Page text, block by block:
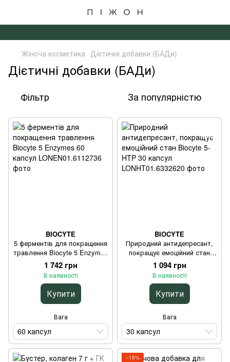
Жіноча косметика Дієтичні добавки (БАДи)
Дієтичні добавки (БАДи)
Фільтр За популярністю
BIOCYTE
5 ферментів для покращення
травлення Biocyte 5 Enzymes
60 капсул
1 742 грн
В наявності
Купити
Вага
60 капсул
BIOCYTE
Природний антидепресант,
покращує емоційний стан
Biocyte 5-HTP 30 капсул
1 094 грн
В наявності
Купити
Вага
30 капсул
−15%